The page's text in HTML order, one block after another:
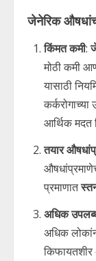
जेनेरिक
किंमत कमी:
मोठी कमी
यासाठी
आर्थिक मदत
तयार
प्रमाणात
अधिक
अधिक